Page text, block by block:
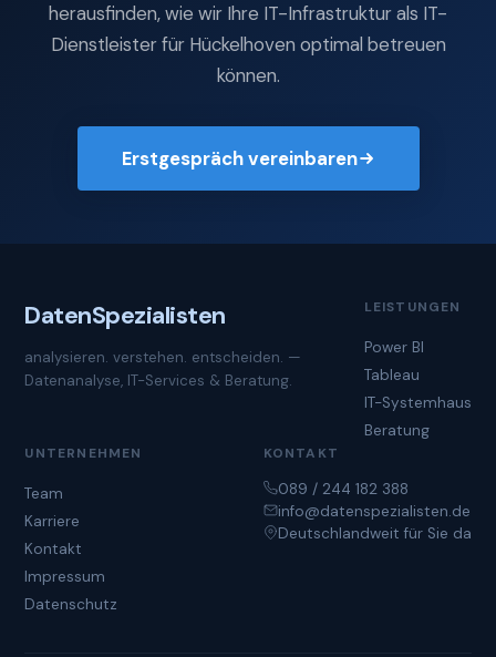
herausfinden, wie wir Ihre IT-Infrastruktur als IT-
Dienstleister für Hückelhoven optimal betreuen
können.
Erstgespräch vereinbaren
DatenSpezialisten
analysieren. verstehen. entscheiden. —
Datenanalyse, IT-Services & Beratung.
LEISTUNGEN
Power BI
Tableau
IT-Systemhaus
Beratung
UNTERNEHMEN
Team
Karriere
Kontakt
Impressum
Datenschutz
KONTAKT
089 / 244 182 388
info@datenspezialisten.de
Deutschlandweit für Sie da